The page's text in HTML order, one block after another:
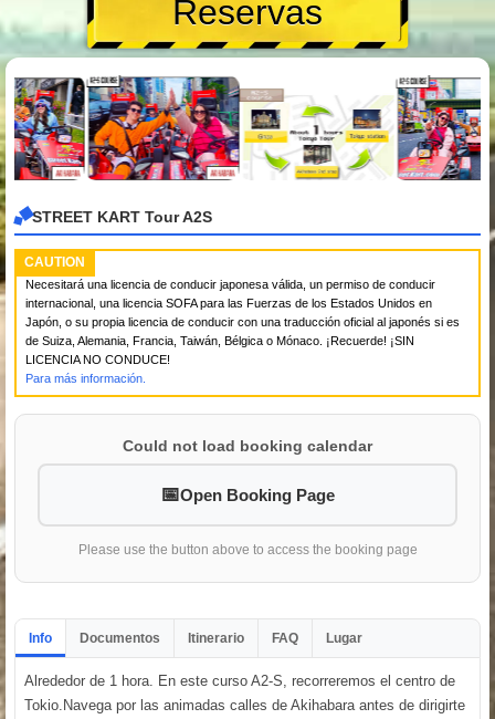
Reservas
STREET KART Tour A2S
CAUTION
Necesitará una licencia de conducir japonesa válida, un permiso de conducir
internacional, una licencia SOFA para las Fuerzas de los Estados Unidos en
Japón, o su propia licencia de conducir con una traducción oficial al japonés si es
de Suiza, Alemania, Francia, Taiwán, Bélgica o Mónaco. ¡Recuerde! ¡SIN
LICENCIA NO CONDUCE!
Para más información.
Could not load booking calendar
Open Booking Page
Please use the button above to access the booking page
Info Documentos Itinerario FAQ Lugar
Alrededor de 1 hora. En este curso A2-S, recorreremos el centro de
Tokio.Navega por las animadas calles de Akihabara antes de dirigirte